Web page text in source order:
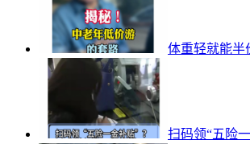
体重轻就能半
扫码领“五险